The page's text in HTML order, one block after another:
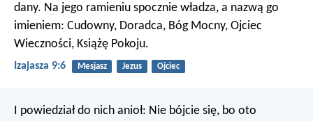
dany. Na jego ramieniu spocznie władza, a nazwą go
imieniem: Cudowny, Doradca, Bóg Mocny, Ojciec
Wieczności, Książę Pokoju.
Izajasza 9:6 Mesjasz Jezus Ojciec
I powiedział do nich anioł: Nie bójcie się, bo oto